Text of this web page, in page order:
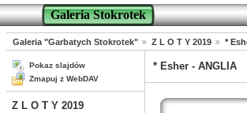
Galeria Stokrotek
Galeria "Garbatych Stokrotek" Z L O T Y 2019 *
Pokaz slajdów
Zmapuj z WebDAV
Z L O T Y 2019
* Esher - ANGLIA